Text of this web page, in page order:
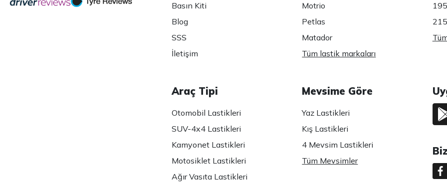
Basın Kiti
Blog
SSS
İletişim
Motrio
Petlas
Matador
Tüm lastik markaları
Araç Tipi
Otomobil Lastikleri
SUV-4x4 Lastikleri
Kamyonet Lastikleri
Motosiklet Lastikleri
Ağır Vasıta Lastikleri
Mevsime Göre
Yaz Lastikleri
Kış Lastikleri
4 Mevsim Lastikleri
Tüm Mevsimler